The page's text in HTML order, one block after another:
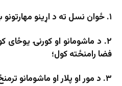
۱. ځوان نسل ته د اړینو مهارتونو ښوونه؛
۲. د ماشومانو او کورنۍ
فضا رامنځته کول؛
۳. د مور او پلار او ماشومانو ترمنځ د باور د اړیکو رامنځته کول؛